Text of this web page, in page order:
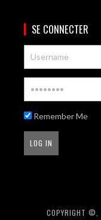
SE CONNECTER
Remember Me
COPYRIGHT ©,